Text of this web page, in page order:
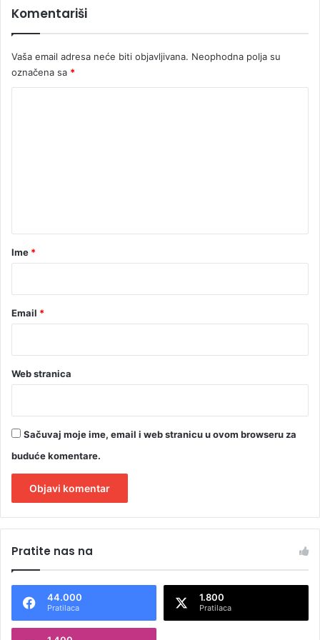
r
R
S
iKomentariši
Vaša email adresa neće biti objavljivana. Neophodna polja su
označena sa *
r
Ime *
Email *
Web stranica
Sačuvaj moje ime, email i web stranicu u ovom browseru za
buduće komentare.
t
n
Pratite nas na
44.000
Pratilaca
1.800
Pratilaca